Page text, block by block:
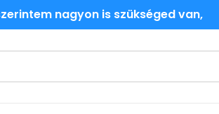
nagyon is szükséged van,